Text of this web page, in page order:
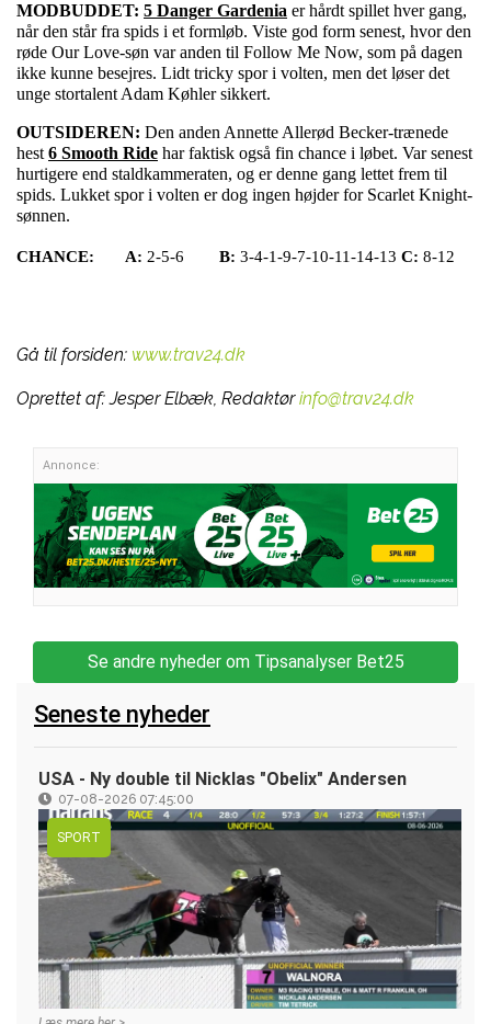
MODBUDDET: 5 Danger Gardenia er hårdt spillet hver gang,
når den står fra spids i et formløb. Viste god form senest, hvor den
røde Our Love-søn var anden til Follow Me Now, som på dagen
ikke kunne besejres. Lidt tricky spor i volten, men det løser det
unge stortalent Adam Køhler sikkert.
OUTSIDEREN: Den anden Annette Allerød Becker-trænede
hest6 Smooth Ride har faktisk også fin chance i løbet. Var senest
hurtigere end staldkammeraten, og er denne gang lettet frem til
spids. Lukket spor i volten er dog ingen højder for Scarlet Knight-
sønnen.
CHANCE: A: 2-5-6 B: 3-4-1-9-7-10-11-14-13 C: 8-12
Gå til forsiden: www.trav24.dk
Oprettet af:Jesper Elbæk, Redaktør info@trav24.dk
Annonce:
Se andre nyheder om Tipsanalyser Bet25
Seneste nyheder
USA - Ny double til Nicklas "Obelix" Andersen
07-08-2026 07:45:00
SPORT